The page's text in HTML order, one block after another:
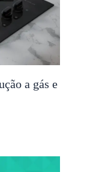
a gás e